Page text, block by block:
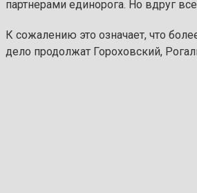
партнерами единорога. Но вдруг
К сожалению это означает, что
дело продолжат Гороховский,